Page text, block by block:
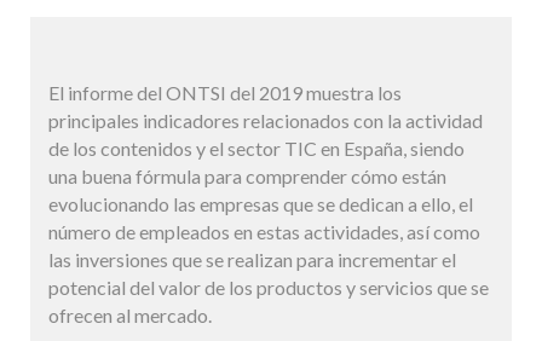
El informe del ONTSI del 2019 muestra los
principales indicadores relacionados con la actividad
de los contenidos y el sector TIC en España, siendo
una buena fórmula para comprender cómo están
evolucionando las empresas que se dedican a ello, el
número de empleados en estas actividades, así como
las inversiones que se realizan para incrementar el
potencial del valor de los productos y servicios que se
ofrecen al mercado.